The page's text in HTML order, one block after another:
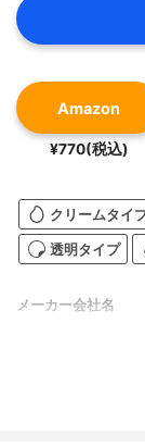
Amazon
¥770(税込)
クリームタイ
透明タイプ
メーカー会社名